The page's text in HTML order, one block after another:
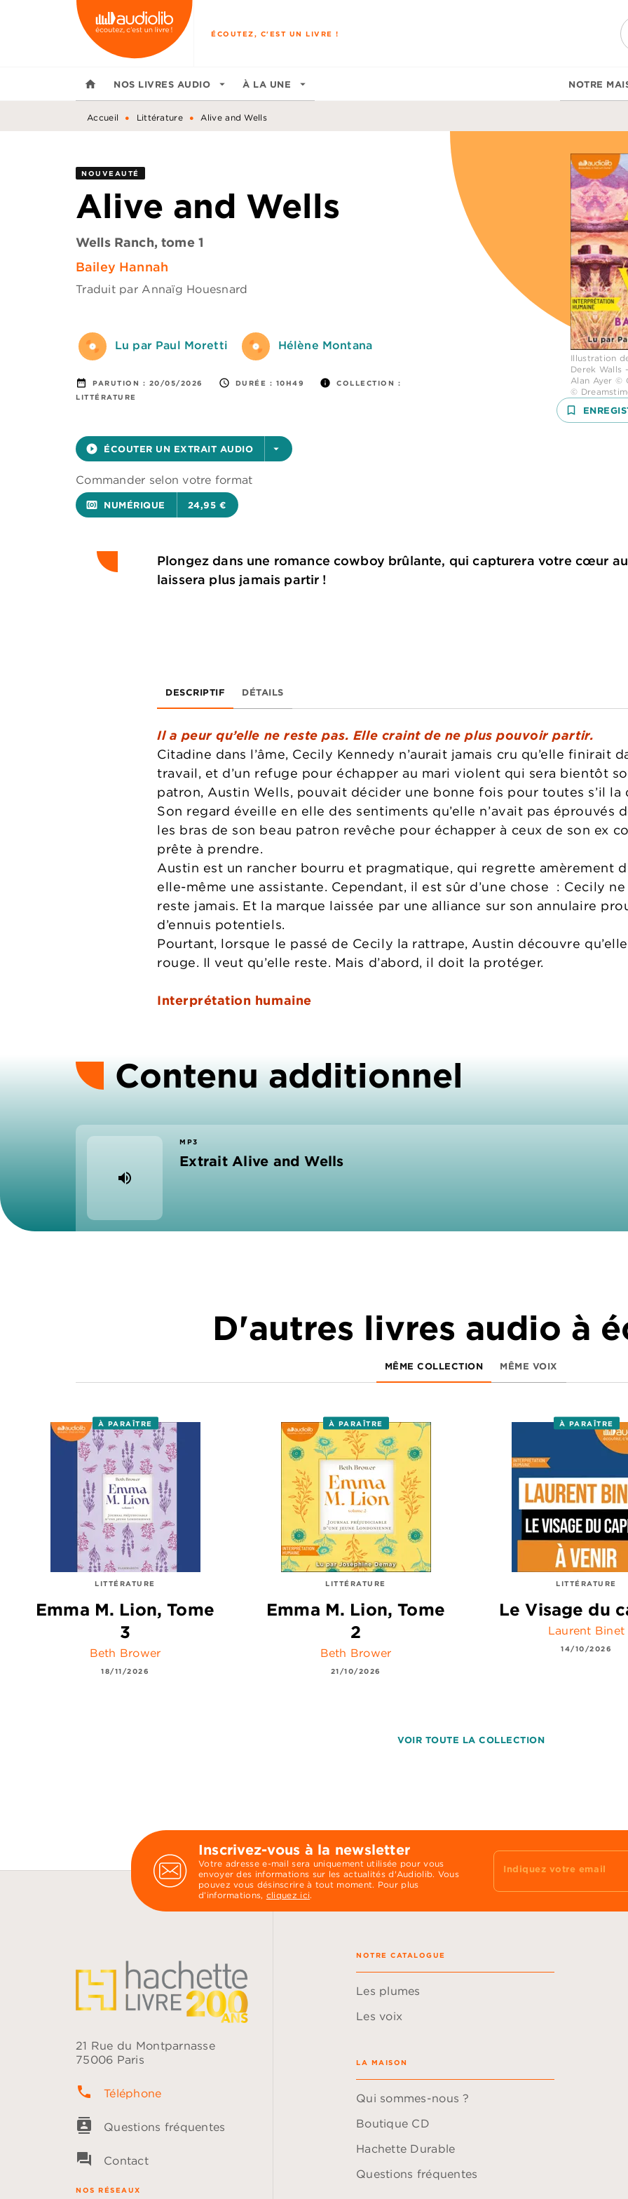
MENU RECHERCHE
ÉCOUTEZ, C'EST UN LIVRE !
home NOS LIVRES AUDIO arrow_drop_down À LA UNE arrow_drop_down NOTRE
Accueil • Littérature • Alive and Wells
NOUVEAUTÉ
Alive and Wells
Wells Ranch, tome 1
Bailey Hannah
Traduit par Annaïg Houesnard
Lu par Paul Moretti Hélène Montana
date_range PARUTION : 20/05/2026 access_time DURÉE : 10H49 info
COLLECTION :
LITTÉRATURE
play_circle_filled ÉCOUTER UN EXTRAIT AUDIO arrow_drop_down
Commander selon votre format
surround_sound NUMÉRIQUE 24,95 €
Illustration
Derek Walls
Alan Ayer ©
©
bookmark_border
Plongez dans une romance cowboy brûlante, qui capturera votre cœur
laissera plus jamais partir !
DESCRIPTIF DÉTAILS
Il a peur qu’elle ne reste pas. Elle craint de ne plus pouvoir partir.
Citadine dans l’âme, Cecily Kennedy n’aurait jamais cru qu’elle finirait
travail, et d’un refuge pour échapper au mari violent qui sera bientôt
patron, Austin Wells, pouvait décider une bonne fois pour toutes s’il la
Son regard éveille en elle des sentiments qu’elle n’avait pas éprouvés
les bras de son beau patron revêche pour échapper à ceux de son ex
prête à prendre.
Austin est un rancher bourru et pragmatique, qui regrette amèrement
elle-même une assistante. Cependant, il est sûr d’une chose : Cecily
reste jamais. Et la marque laissée par une alliance sur son annulaire
d’ennuis potentiels.
Pourtant, lorsque le passé de Cecily la rattrape, Austin découvre
rouge. Il veut qu’elle reste. Mais d’abord, il doit la protéger.
Interprétation humaine
Contenu additionnel
volume_up
MP3
Extrait Alive and Wells
D'autres livres audio à
MÊME COLLECTION MÊME VOIX
À PARAÎTRE
LITTÉRATURE
Emma M. Lion, Tome
3
Beth Brower
18/11/2026
À PARAÎTRE
LITTÉRATURE
Emma M. Lion, Tome
2
Beth Brower
21/10/2026
À PARAÎTRE
LITTÉRATURE
Le Visage du
Laurent Binet
14/10/2026
VOIR TOUTE LA COLLECTION
Inscrivez-vous à la newsletter
Votre adresse e-mail sera uniquement utilisée pour vous
envoyer des informations sur les actualités d'Audiolib. Vous
pouvez vous désinscrire à tout moment. Pour plus
d’informations, cliquez ici.
Indiquez votre email
21 Rue du Montparnasse
75006 Paris
phone Téléphone
contacts Questions fréquentes
question_answer Contact
NOS RÉSEAUX
NOTRE CATALOGUE
Les plumes
Les voix
LA MAISON
Qui sommes-nous ?
Boutique CD
Hachette Durable
Questions fréquentes